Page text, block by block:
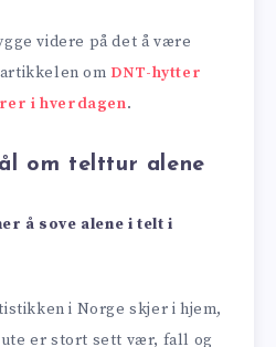
videre på det å være
om DNT-hytter
i hverdagen.
om telttur alene
å sove alene i telt i
i Norge skjer i hjem,
er stort sett vær, fall og